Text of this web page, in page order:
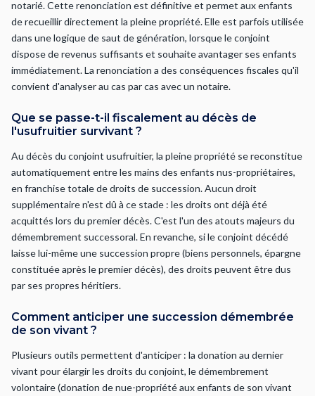
notarié. Cette renonciation est définitive et permet aux enfants
de recueillir directement la pleine propriété. Elle est parfois utilisée
dans une logique de saut de génération, lorsque le conjoint
dispose de revenus suffisants et souhaite avantager ses enfants
immédiatement. La renonciation a des conséquences fiscales qu'il
convient d'analyser au cas par cas avec un notaire.
Que se passe-t-il fiscalement au décès de
l'usufruitier survivant ?
Au décès du conjoint usufruitier, la pleine propriété se reconstitue
automatiquement entre les mains des enfants nus-propriétaires,
en franchise totale de droits de succession. Aucun droit
supplémentaire n'est dû à ce stade : les droits ont déjà été
acquittés lors du premier décès. C'est l'un des atouts majeurs du
démembrement successoral. En revanche, si le conjoint décédé
laisse lui-même une succession propre (biens personnels, épargne
constituée après le premier décès), des droits peuvent être dus
par ses propres héritiers.
Comment anticiper une succession démembrée
de son vivant ?
Plusieurs outils permettent d'anticiper : la donation au dernier
vivant pour élargir les droits du conjoint, le démembrement
volontaire (donation de nue-propriété aux enfants de son vivant